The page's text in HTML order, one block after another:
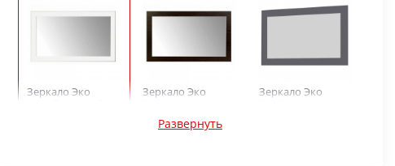
Зеркало Эко
Зеркало Эко
Зеркало Эко
Развернуть